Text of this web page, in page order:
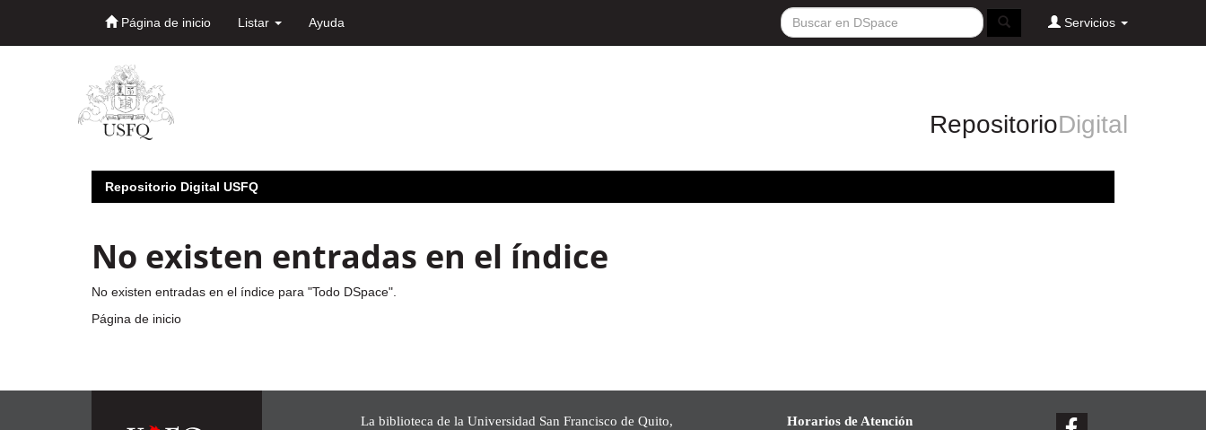
Página de inicio Listar Ayuda Servicios
RepositorioDigital
Repositorio Digital USFQ
No existen entradas en el índice
No existen entradas en el índice para "Todo DSpace".
Página de inicio
La biblioteca de la Universidad San Francisco de Quito,
Horarios de Atención